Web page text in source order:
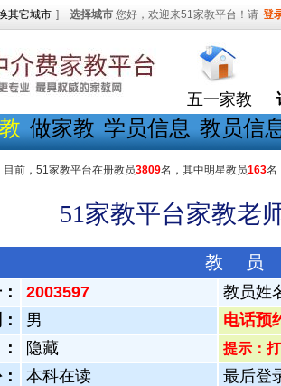
其它城市 ] 选择城市 您好，欢迎来51家教平台！请 登
五一家教
做家教 学员信息 教员信
目前，51家教平台在册教员3809名，其中明星教员163名
51家教平台家教老
教 员
2003597
教员姓
男
电话预
隐藏 提示：
本科在读
最后登